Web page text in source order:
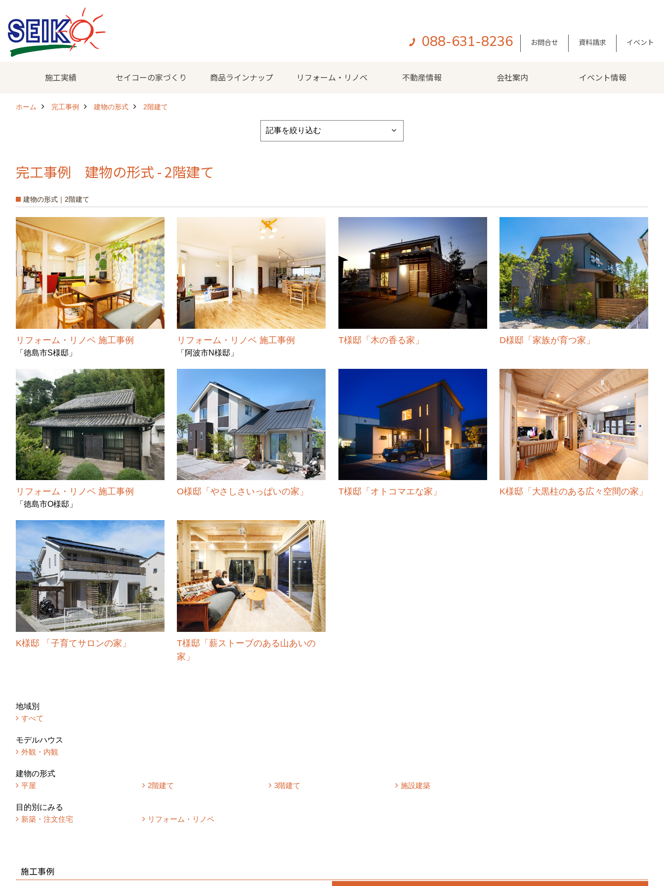
088-631-8236 お問合せ 資料請求 イベント
施工実績 セイコーの家づくり 商品ラインナップ リフォーム・リノベ 不動産情報 会社案内 イベント情報
ホーム 完工事例 建物の形式 2階建て
完工事例 建物の形式 - 2階建て
建物の形式｜2階建て
リフォーム・リノベ 施工事例
「徳島市S様邸」
リフォーム・リノベ 施工事例
「阿波市N様邸」
T様邸「木の香る家」 D様邸「家族が育つ家」
リフォーム・リノベ 施工事例
「徳島市O様邸」
O様邸「やさしさいっぱいの家」 T様邸「オトコマエな家」 K様邸「大黒柱のある広々空間の家」
K様邸 「子育てサロンの家」
T様邸「薪ストーブのある山あいの
家」
地域別
すべて
モデルハウス
外観・内観
建物の形式
平屋
2階建て 3階建て 施設建築
目的別にみる
新築・注文住宅
リフォーム・リノベ
施工事例